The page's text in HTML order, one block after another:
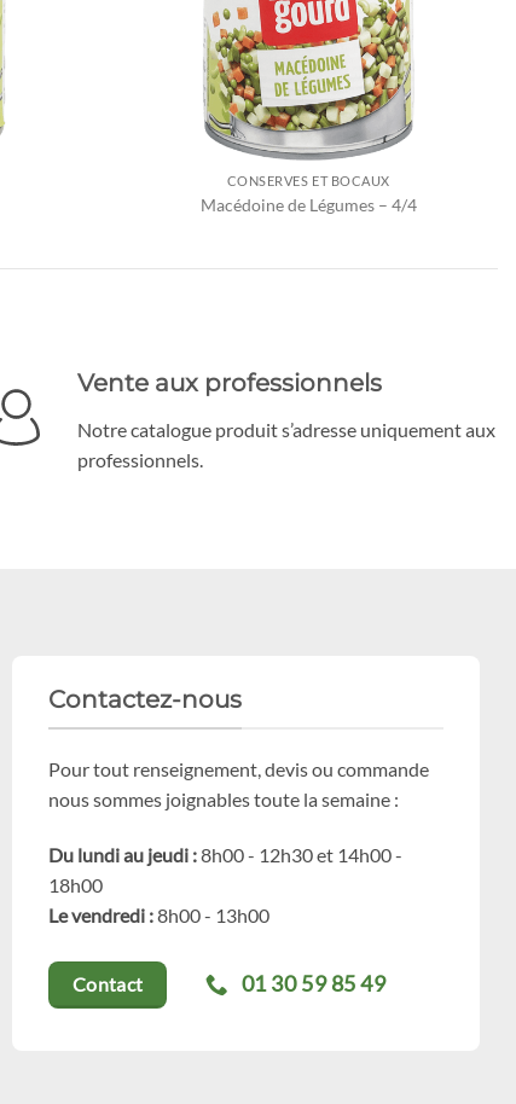
CONSERVES ET BOCAUX
Macédoine de Légumes – 4/4
Vente aux professionnels
Notre catalogue produit s’adresse uniquement aux
professionnels.
Contactez-nous
Pour tout renseignement, devis ou commande
nous sommes joignables toute la semaine :
Du lundi au jeudi :8h00 - 12h30 et 14h00 -
18h00
Le vendredi :8h00 - 13h00
Contact 01 30 59 85 49